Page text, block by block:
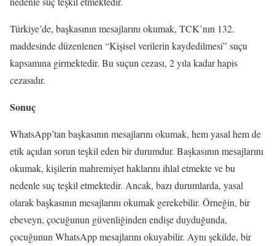
Türkiye’de, başkasının mesajlarını okumak, TCK’nın 132.
maddesinde düzenlenen “Kişisel verilerin kaydedilmesi” suçu
kapsamına girmektedir. Bu suçun cezası, 2 yıla kadar hapis
cezasıdır.
Sonuç
WhatsApp’tan başkasının mesajlarını okumak, hem yasal hem de
etik açıdan sorun teşkil eden bir durumdur. Başkasının mesajlarını
okumak, kişilerin mahremiyet haklarını ihlal etmekte ve bu
nedenle suç teşkil etmektedir. Ancak, bazı durumlarda, yasal
olarak başkasının mesajlarını okumak gerekebilir. Örneğin, bir
ebeveyn, çocuğunun güvenliğinden endişe duyduğunda,
çocuğunun WhatsApp mesajlarını okuyabilir. Aynı şekilde, bir